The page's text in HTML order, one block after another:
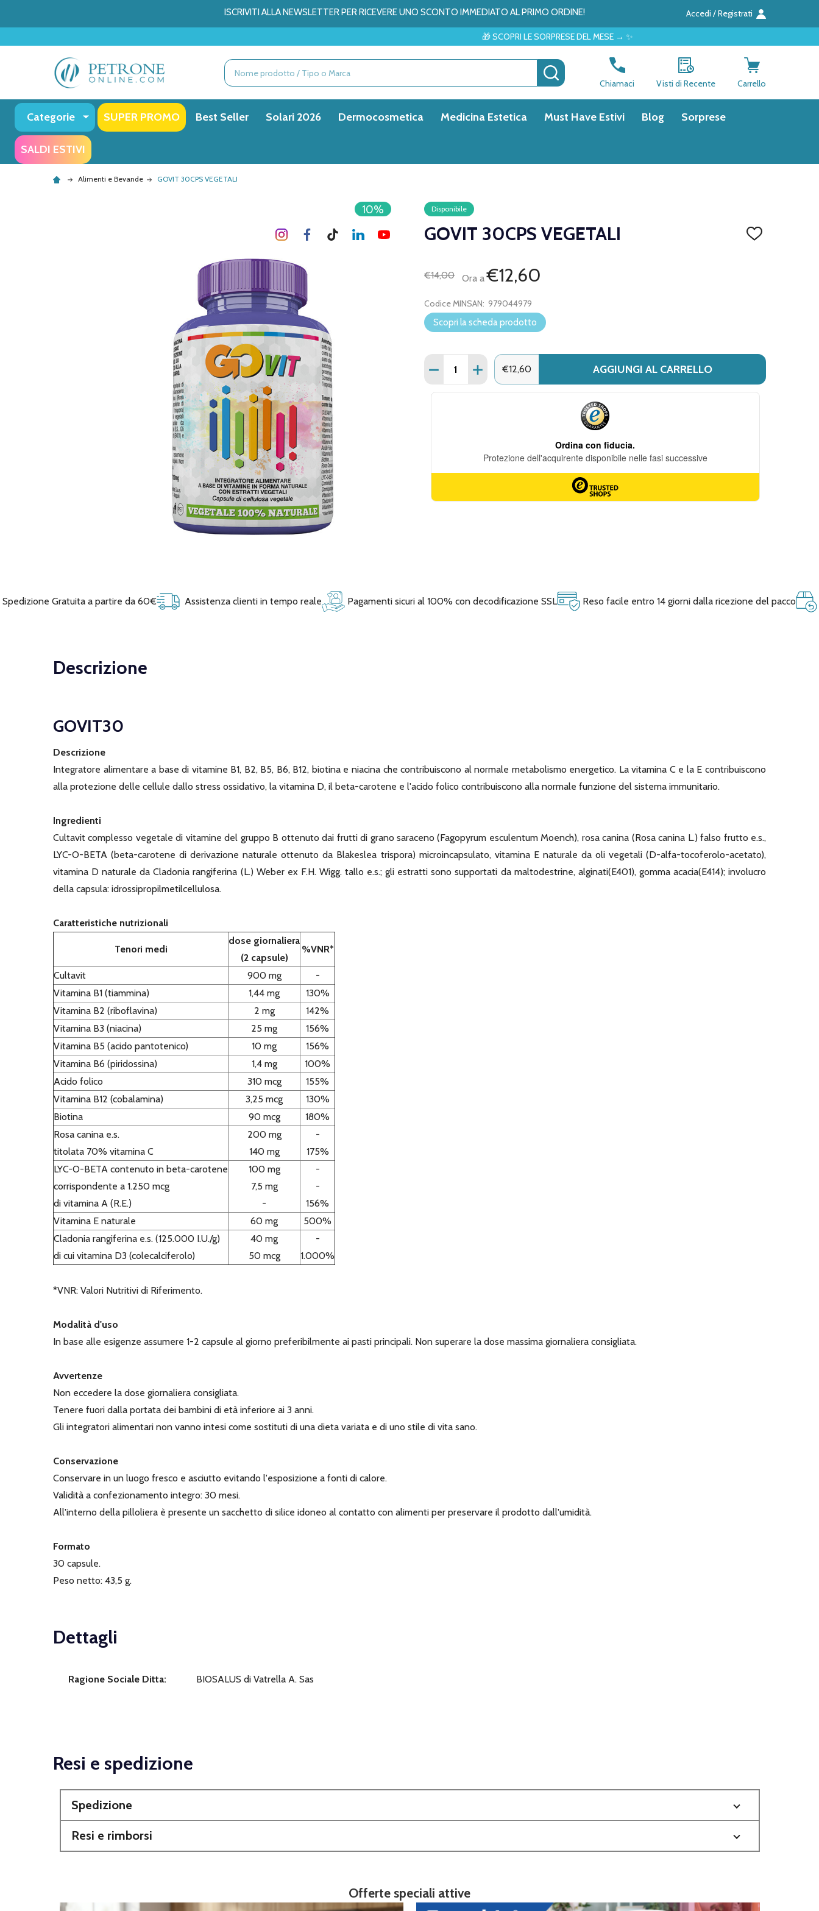
ISCRIVITI ALLA NEWSLETTER PER RICEVERE UNO SCONTO IMMEDIATO AL PRIMO ORDINE! Accedi / Registrati
🎁 SCOPRI LE SORPRESE DEL MESE → ✨
Ricerca CERCA
Chiamaci Visti di Recente Carrello
Categorie SUPER PROMO Best Seller Solari 2026 Dermocosmetica Medicina Estetica Must Have Estivi Blog Sorprese
SALDI ESTIVI
Alimenti e Bevande GOVIT 30CPS VEGETALI
Disponibile
GOVIT 30CPS VEGETALI
AGGIUNGI
€14,00 Ora a€12,60
10%
Codice MINSAN: 979044979
Scopri la scheda prodotto
Quantità:
DIMINUISCI QUANTITÀ DI GOVIT 30CPS VEGETALI
AUMENTA QUANTITÀ DI GOVIT 30CPS VEGETALI
€12,60 AGGIUNGI AL CARRELLO
Spedizione Gratuita a partire da 60€ Assistenza clienti in tempo reale Pagamenti sicuri al 100% con decodificazione SSL Reso facile entro 14 giorni dalla ricezione del pacco
Descrizione
GOVIT30
Descrizione
Integratore alimentare a base di vitamine B1, B2, B5, B6, B12, biotina e niacina che contribuiscono al normale metabolismo energetico. La vitamina C e la E contribuiscono
alla protezione delle cellule dallo stress ossidativo, la vitamina D, il beta-carotene e l'acido folico contribuiscono alla normale funzione del sistema immunitario.
Ingredienti
Cultavit complesso vegetale di vitamine del gruppo B ottenuto dai frutti di grano saraceno (Fagopyrum esculentum Moench), rosa canina (Rosa canina L.) falso frutto e.s.,
LYC-O-BETA (beta-carotene di derivazione naturale ottenuto da Blakeslea trispora) microincapsulato, vitamina E naturale da oli vegetali (D-alfa-tocoferolo-acetato),
vitamina D naturale da Cladonia rangiferina (L.) Weber ex F.H. Wigg. tallo e.s.; gli estratti sono supportati da maltodestrine, alginati(E401), gomma acacia(E414); involucro
della capsula: idrossipropilmetilcellulosa.
Caratteristiche nutrizionali
Tenori medi
dose giornaliera
(2 capsule)
%VNR*
Cultavit 900 mg
-
Vitamina B1 (tiammina)
1,44 mg
130%
Vitamina B2 (riboflavina)
2 mg
142%
Vitamina B3 (niacina)
25 mg
156%
Vitamina B5 (acido pantotenico)
10 mg
156%
Vitamina B6 (piridossina)
1,4 mg
100%
Acido folico
310 mcg
155%
Vitamina B12 (cobalamina)
3,25 mcg
130%
Biotina
90 mcg
180%
Rosa canina e.s.
titolata 70% vitamina C
200 mg
140 mg
-
175%
LYC-O-BETA contenuto in beta-carotene
corrispondente a 1.250 mcg
di vitamina A (R.E.)
100 mg
7,5 mg
-
-
-
156%
Vitamina E naturale
60 mg
500%
Cladonia rangiferina e.s. (125.000 I.U./g)
di cui vitamina D3 (colecalciferolo)
40 mg
50 mcg
-
1.000%
*VNR: Valori Nutritivi di Riferimento.
Modalità d'uso
In base alle esigenze assumere 1-2 capsule al giorno preferibilmente ai pasti principali. Non superare la dose massima giornaliera consigliata.
Avvertenze
Non eccedere la dose giornaliera consigliata.
Tenere fuori dalla portata dei bambini di età inferiore ai 3 anni.
Gli integratori alimentari non vanno intesi come sostituti di una dieta variata e di uno stile di vita sano.
Conservazione
Conservare in un luogo fresco e asciutto evitando l'esposizione a fonti di calore.
Validità a confezionamento integro: 30 mesi.
All'interno della pilloliera è presente un sacchetto di silice idoneo al contatto con alimenti per preservare il prodotto dall'umidità.
Formato
30 capsule.
Peso netto: 43,5 g.
Dettagli
Ragione Sociale Ditta: BIOSALUS di Vatrella A. Sas
Resi e spedizione
Spedizione
Resi e rimborsi
Offerte speciali attive